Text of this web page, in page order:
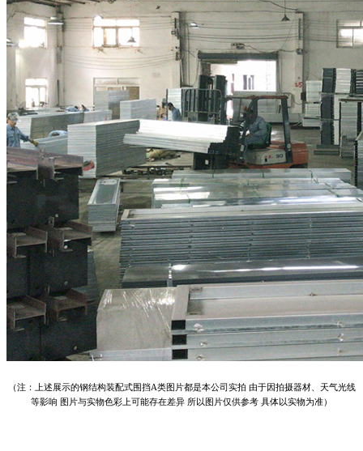
（注：上述展示的钢结构装配式围挡A类图片都是本公司实拍 由于因拍摄器材、天气光线
等影响 图片与实物色彩上可能存在差异 所以图片仅供参考 具体以实物为准）